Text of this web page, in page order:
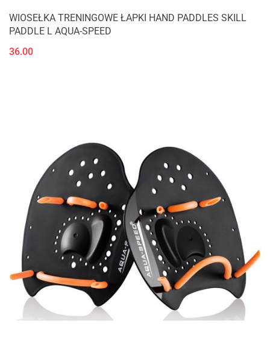
WIOSEŁKA TRENINGOWE ŁAPKI HAND PADDLES SKILL
PADDLE L AQUA-SPEED
36.00